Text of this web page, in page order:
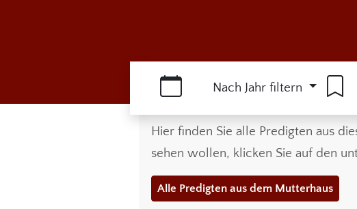
Nach Jahr filtern
Hier finden Sie alle Predigten aus
sehen wollen, klicken Sie auf den
Alle Predigten aus dem Mutterhaus